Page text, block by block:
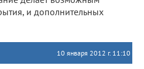
и дополнительных
10 января 2012 г. 11:10